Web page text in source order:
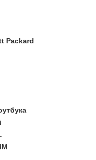
Packard